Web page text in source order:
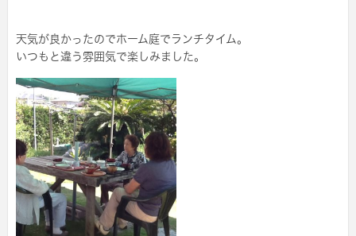
天気が良かったのでホーム庭でランチタイム。
いつもと違う雰囲気で楽しみました。